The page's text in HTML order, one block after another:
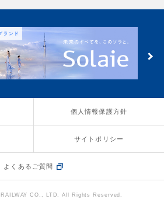
個人情報保護方針
サイトポリシー
よくあるご質問
CO., LTD. All Rights Reserved.